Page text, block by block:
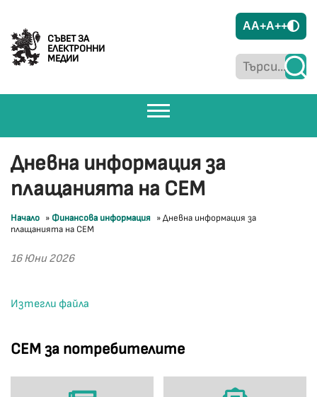
СЪВЕТ ЗА
ЕЛЕКТРОННИ
МЕДИИ
AA+A++
СЕМ за потребителите
Дневна информация за
плащанията на СЕМ
Начало » Финансова информация »Дневна информация за
плащанията на СЕМ
16 Юни 2026
Изтегли файла